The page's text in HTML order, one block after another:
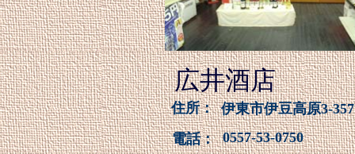
広井酒店
住所： 伊東市伊豆高原3-357
電話： 0557-53-0750